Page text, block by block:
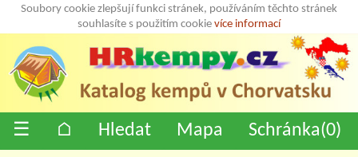
Soubory cookie zlepšují funkci stránek, používáním těchto stránek
souhlasíte s použitím cookie více informací
☰ ⌂ Hledat Mapa Schránka(0)